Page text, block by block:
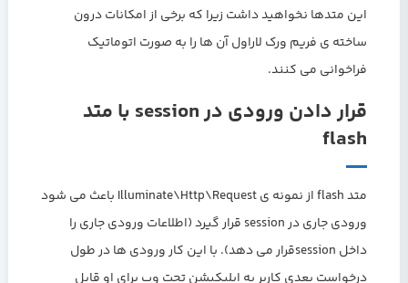
این متدها نخواهید داشت زیرا که برخی از امکانات درون
ساخته ی فریم ورک لاراول آن ها را به صورت اتوماتیک
فراخوانی می کنند.
قرار دادن ورودی در session با متد
flash
متد flash از نمونه ی Illuminate\Http\Request باعث می شود
ورودی جاری در session قرار گیرد (اطلاعات ورودی جاری را
داخل sessionقرار می دهد). با این کار ورودی ها در طول
درخواست بعدی کاربر به اپلیکیشن تحت وب برای او قابل